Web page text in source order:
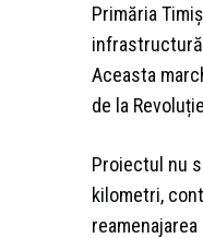
Primăria
infrastructură
Aceasta
de la
Proiectul nu
kilometri,